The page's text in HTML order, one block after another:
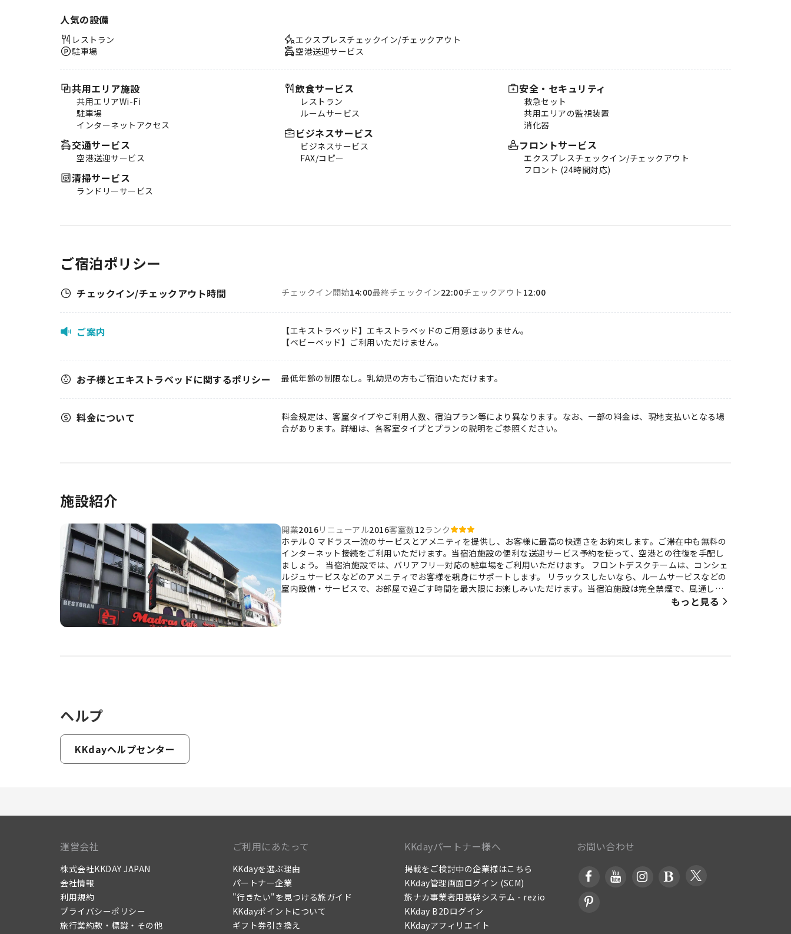
人気の設備
レストラン
駐車場
エクスプレスチェックイン/チェックアウト
空港送迎サービス
共用エリア施設
共用エリアWi-Fi
駐車場
インターネットアクセス
交通サービス
空港送迎サービス
清掃サービス
ランドリーサービス
飲食サービス
レストラン
ルームサービス
ビジネスサービス
ビジネスサービス
FAX/コピー
安全・セキュリティ
救急セット
共用エリアの監視装置
消化器
フロントサービス
エクスプレスチェックイン/チェックアウト
フロント (24時間対応)
ご宿泊ポリシー
チェックイン/チェックアウト時間 チェックイン開始14:00最終チェックイン22:00チェックアウト 12:00
ご案内
【エキストラベッド】エキストラベッドのご用意はありません。
【ベビーベッド】ご利用いただけません。
お子様とエキストラベッドに関するポリシー 最低年齢の制限なし。乳幼児の方もご宿泊いただけます。
料金について
料金規定は、客室タイプやご利用人数、宿泊プラン等により異なります。なお、一部の料金は、現地支払いとなる場
合があります。詳細は、各客室タイプとプランの説明をご参照ください。
施設紹介
開業2016リニューアル2016客室数12ランク
ホテル O マドラス一流のサービスとアメニティを提供し、お客様に最高の快適さをお約束します。ご滞在中も無料の
インターネット接続をご利用いただけます。当宿泊施設の便利な送迎サービス予約を使って、空港との往復を手配し
ましょう。 当宿泊施設では、バリアフリー対応の駐車場をご利用いただけます。 フロントデスクチームは、コンシェ
ルジュサービスなどのアメニティでお客様を親身にサポートします。 リラックスしたいなら、ルームサービスなどの
室内設備・サービスで、お部屋で過ごす時間を最大限にお楽しみいただけます。当宿泊施設は完全禁煙で、風通しの
良い環境を提供しております。 居心地の良さを追求した各客室は、快適さを保ちながら、静かな眠りをお約束する
もっと見る
ヘルプ
KKdayヘルプセンター
運営会社
株式会社KKDAY JAPAN
会社情報
利用規約
プライバシーポリシー
旅行業約款・標識・その他
ご利用にあたって
KKdayを選ぶ理由
パートナー企業
"行きたい"を見つける旅ガイド
KKdayポイントについて
ギフト券引き換え
KKdayパートナー様へ
掲載をご検討中の企業様はこちら
KKday管理画面ログイン (SCM)
旅ナカ事業者用基幹システム - rezio
KKday B2Dログイン
KKdayアフィリエイト
お問い合わせ